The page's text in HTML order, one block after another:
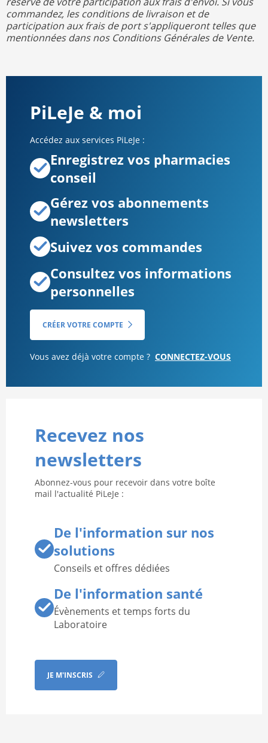
commandez, les conditions de livraison et de
participation aux frais de port s'appliqueront telles que
mentionnées dans nos Conditions Générales de Vente.
PiLeJe & moi
Accédez aux services PiLeJe :
Enregistrez vos pharmacies
conseil
Gérez vos abonnements
newsletters
Suivez vos commandes
Consultez vos informations
personnelles
CRÉER VOTRE COMPTE
Vous avez déjà votre compte ? CONNECTEZ-VOUS
Recevez nos
newsletters
Abonnez-vous pour recevoir dans votre boîte
mail l'actualité PiLeJe :
De l'information sur nos
solutions
Conseils et offres dédiées
De l'information santé
Évènements et temps forts du
Laboratoire
JE M'INSCRIS